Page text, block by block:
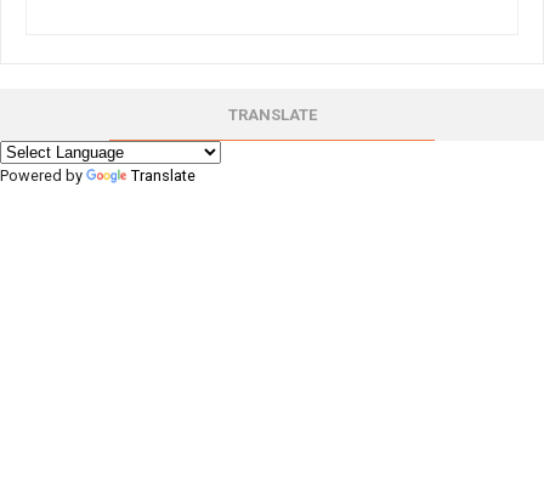
TRANSLATE
Powered by Translate